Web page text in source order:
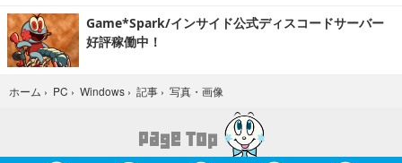
Game*Spark/インサイド公式ディスコードサーバー
好評稼働中！
ホーム › PC › Windows › 記事 › 写真・画像